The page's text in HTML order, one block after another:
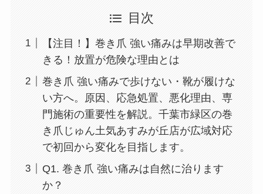
目次
【注目！】巻き爪 強い痛みは早期改善で
きる！放置が危険な理由とは
巻き爪 強い痛みで歩けない・靴が履けな
い方へ。原因、応急処置、悪化理由、専
門施術の重要性を解説。千葉市緑区の巻
き爪じゅん土気あすみが丘店が広域対応
で初回から変化を目指します。
Q1. 巻き爪 強い痛みは自然に治ります
か？